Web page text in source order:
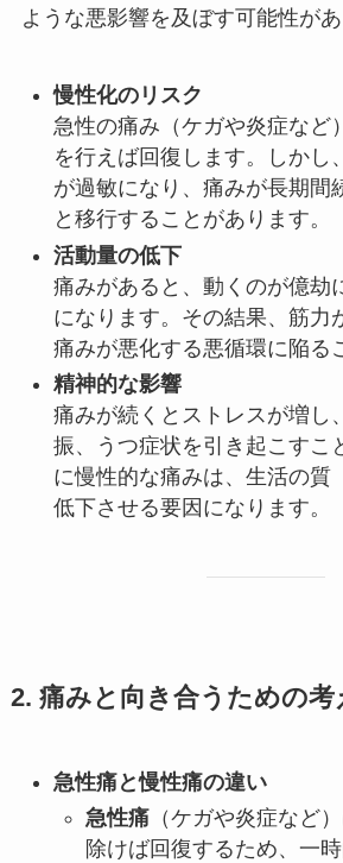
ような悪影響を及ぼす可能性があ
慢性化のリスク
急性の痛み（ケガや炎症など
を行えば回復します。しかし
が過敏になり、痛みが長期間
と移行することがあります。
活動量の低下
痛みがあると、動くのが億劫
になります。その結果、筋力
痛みが悪化する悪循環に陥る
精神的な影響
痛みが続くとストレスが増し
振、うつ症状を引き起こすこ
に慢性的な痛みは、生活の質
低下させる要因になります。
2. 痛みと向き合うための考
急性痛と慢性痛の違い
急性痛（ケガや炎症など
除けば回復するため、一